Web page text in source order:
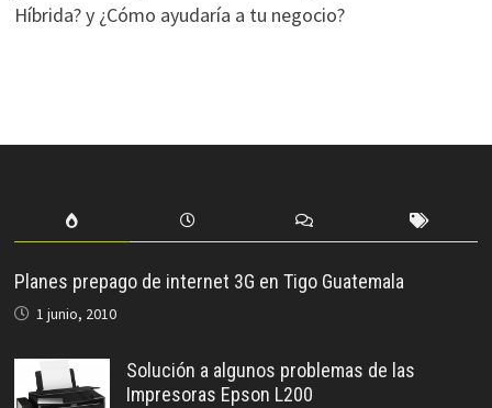
Híbrida? y ¿Cómo ayudaría a tu negocio?
Planes prepago de internet 3G en Tigo Guatemala
1 junio, 2010
Solución a algunos problemas de las
Impresoras Epson L200